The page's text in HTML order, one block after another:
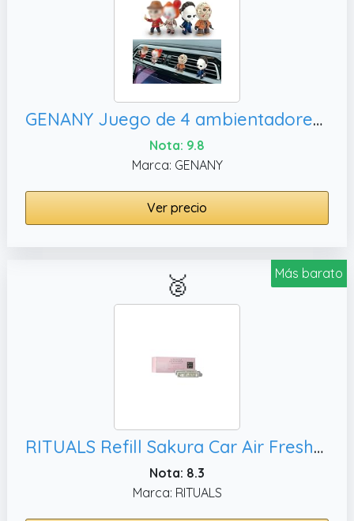
GENANY Juego de 4 ambientadores de resina 3D con clip para ventilación de coche, accesorios góticos para fanáticos de películas de terror
Nota: 9.8
Marca: GENANY
Ver precio
Más barato
🥈
RITUALS Refill Sakura Car Air Freshener Recambio de ambientador de coche – 2 recargas de ambientador para coche con aroma a flor de cerezo y leche de arroz – 2 x 3 g
Nota: 8.3
Marca: RITUALS